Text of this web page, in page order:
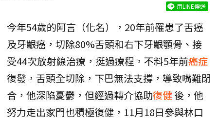
用LINE傳送
今年54歲的阿言（化名），20年前罹患了舌癌
及牙齦癌，切除80%舌頭和右下牙齦顎骨、接
受44次放射線治療，挺過療程，不料5年前癌症
復發，舌頭全切除，下巴無法支撐，導致嘴難閉
合，他深陷憂鬱，但經過轉介協助復健後，他
努力走出家門也積極復健，11月18日參與林口